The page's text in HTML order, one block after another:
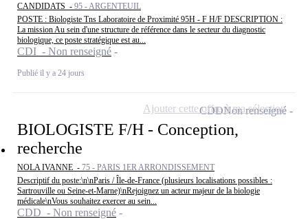
CANDIDATS - 95 - ARGENTEUIL
POSTE : Biologiste Tns Laboratoire de Proximité 95H - F H/F DESCRIPTION :
La mission Au sein d'une structure de référence dans le secteur du diagnostic
biologique, ce poste stratégique est au...
CDI - Non renseigné
Publié il y a 24 jours
BIOLOGISTE F/H - Conception,
recherche
NOLA IVANNE - 75 - PARIS 1ER ARRONDISSEMENT
Descriptif du poste:\n\nParis / Île-de-France (plusieurs localisations possibles :
Sartrouville ou Seine-et-Marne)\nRejoignez un acteur majeur de la biologie
médicale\nVous souhaitez exercer au sein...
CDD - Non renseigné
CDDNon renseigné
Ajouter cette offre à ma sélection